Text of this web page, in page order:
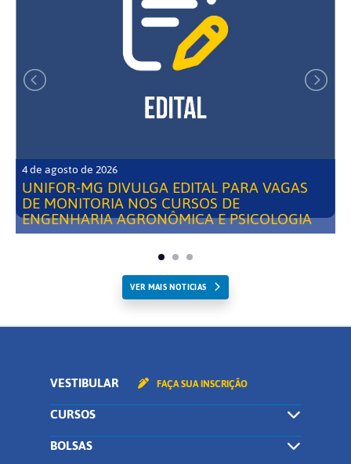
4 de agosto de 2026
UNIFOR-MG DIVULGA EDITAL PARA VAGAS
DE MONITORIA NOS CURSOS DE
ENGENHARIA AGRONÔMICA E PSICOLOGIA
VER MAIS NOTICIAS
VESTIBULAR FAÇA SUA INSCRIÇÃO
CURSOS
BOLSAS